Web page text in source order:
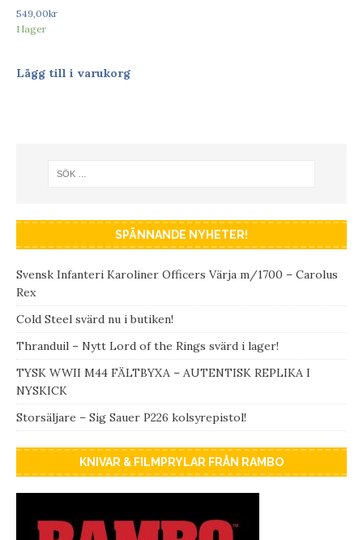
549,00kr
I lager
Lägg till i varukorg
SPÄNNANDE NYHETER!
Svensk Infanteri Karoliner Officers Värja m/1700 – Carolus
Rex
Cold Steel svärd nu i butiken!
Thranduil – Nytt Lord of the Rings svärd i lager!
TYSK WWII M44 FÄLTBYXA – AUTENTISK REPLIKA I
NYSKICK
Storsäljare – Sig Sauer P226 kolsyrepistol!
KNIVAR & FILMPRYLAR FRÅN RAMBO